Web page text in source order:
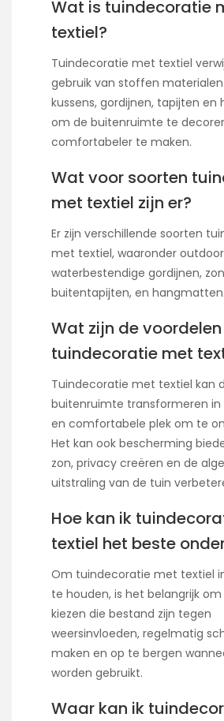
Wat is tuindecoratie
textiel?
Tuindecoratie met textiel
gebruik van stoffen materialen
kussens, gordijnen, tapijten
om de buitenruimte te
comfortabeler te maken.
Wat voor soorten
met textiel zijn er?
Er zijn verschillende soorten
met textiel, waaronder outdoor
waterbestendige gordijnen,
buitentapijten, en hangmatten.
Wat zijn de
tuindecoratie met
Tuindecoratie met textiel kan
buitenruimte transformeren in
en comfortabele plek om te
Het kan ook bescherming
zon, privacy creëren en de
uitstraling van de tuin
Hoe kan ik
textiel het beste
Om tuindecoratie met textiel
te houden, is het belangrijk
kiezen die bestand zijn tegen
weersinvloeden, regelmatig
maken en op te bergen
worden gebruikt.
Waar kan ik